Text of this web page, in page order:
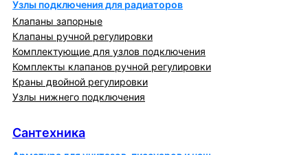
Узлы подключения для радиаторов
Клапаны запорные
Клапаны ручной регулировки
Комплектующие для узлов подключения
Комплекты клапанов ручной регулировки
Краны двойной регулировки
Узлы нижнего подключения
Сантехника